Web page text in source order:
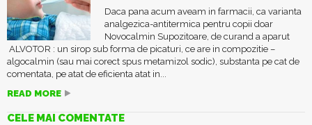
Daca pana acum aveam in farmacii, ca varianta
analgezica-antitermica pentru copii doar
Novocalmin Supozitoare, de curand a aparut
ALVOTOR : un sirop sub forma de picaturi, ce are in compozitie –
algocalmin (sau mai corect spus metamizol sodic), substanta pe cat de
comentata, pe atat de eficienta atat in...
READ MORE
CELE MAI COMENTATE